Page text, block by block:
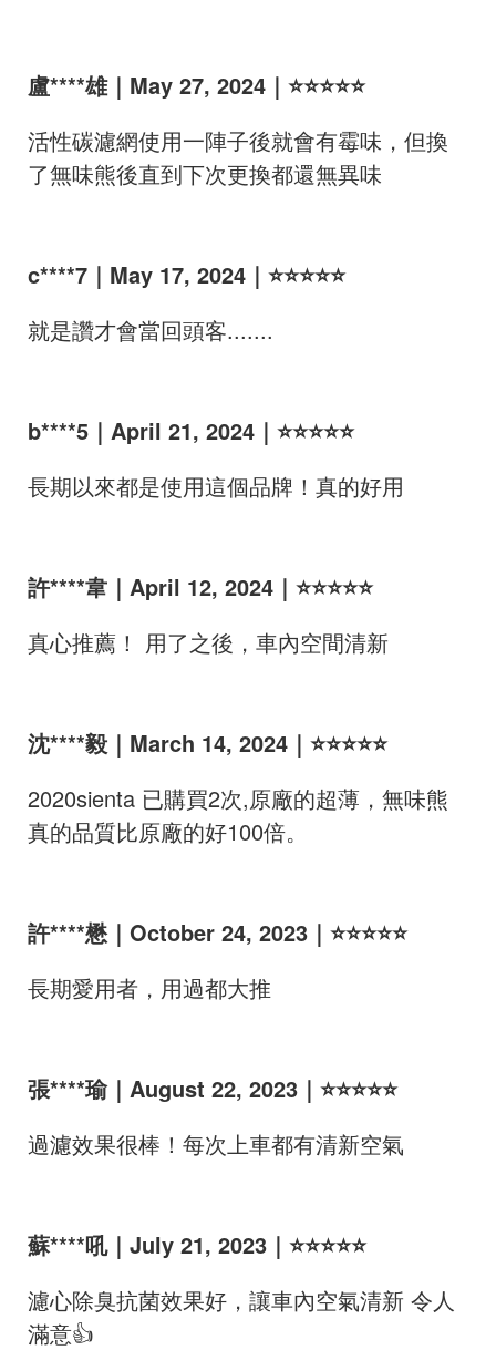
盧****雄｜May 27, 2024｜⭐⭐⭐⭐⭐
活性碳濾網使用一陣子後就會有霉味，但換
了無味熊後直到下次更換都還無異味
c****7｜May 17, 2024｜⭐⭐⭐⭐⭐
就是讚才會當回頭客.......
b****5｜April 21, 2024｜⭐⭐⭐⭐⭐
長期以來都是使用這個品牌！真的好用
許****韋｜April 12, 2024｜⭐⭐⭐⭐⭐
真心推薦！ 用了之後，車內空間清新
沈****毅｜March 14, 2024｜⭐⭐⭐⭐⭐
2020sienta 已購買2次,原廠的超薄，無味熊
真的品質比原廠的好100倍。
許****懋｜October 24, 2023｜⭐⭐⭐⭐⭐
長期愛用者，用過都大推
張****瑜｜August 22, 2023｜⭐⭐⭐⭐⭐
過濾效果很棒！每次上車都有清新空氣
蘇****吼｜July 21, 2023｜⭐⭐⭐⭐⭐
濾心除臭抗菌效果好，讓車內空氣清新 令人
滿意👍